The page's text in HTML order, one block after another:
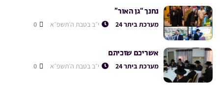
נחנך “גן האור”
מערכת ביתר 24 י״ב בטבת ה׳תשפ״א
אשריכם שזכיתם
מערכת ביתר 24 י״ב בטבת ה׳תשפ״א